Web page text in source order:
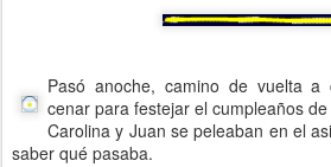
Pasó anoche, camino de vuelta
cenar para festejar el cumpleaños
Carolina y Juan se peleaban en el
saber qué pasaba.